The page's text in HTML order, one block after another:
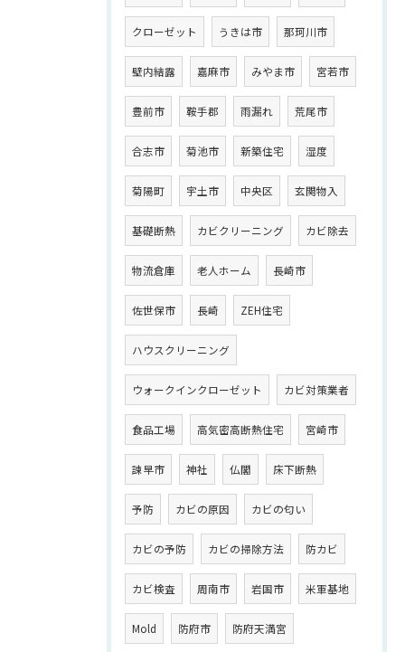
クローゼット うきは市 那珂川市
壁内結露 嘉麻市 みやま市 宮若市
豊前市 鞍手郡 雨漏れ 荒尾市
合志市 菊池市 新築住宅 湿度
菊陽町 宇土市 中央区 玄関物入
基礎断熱 カビクリーニング カビ除去
物流倉庫 老人ホーム 長崎市
佐世保市 長崎 ZEH住宅
ハウスクリーニング
ウォークインクローゼット カビ対策業者
食品工場 高気密高断熱住宅 宮崎市
諫早市 神社 仏閣 床下断熱
予防 カビの原因 カビの匂い
カビの予防 カビの掃除方法 防カビ
カビ検査 周南市 岩国市 米軍基地
Mold 防府市 防府天満宮